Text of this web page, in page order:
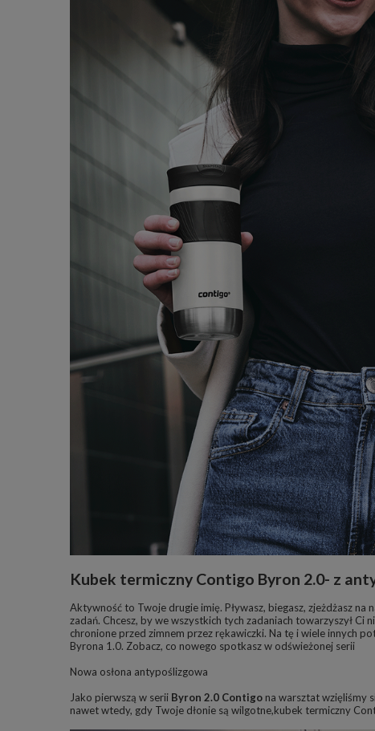
Kubek termiczny Contigo Byron 2.0- z
Aktywność to Twoje drugie imię. Pływasz, biegasz, zjeżdżasz
zadań. Chcesz, by we wszystkich tych zadaniach towarzyszył
chronione przed zimnem przez rękawiczki. Na tę i wiele innych
Byrona 1.0. Zobacz, co nowego spotkasz w odświeżonej serii
Nowa osłona antypoślizgowa
Jako pierwszą w serii Byron 2.0 Contigo na warsztat wzięliśmy
nawet wtedy, gdy Twoje dłonie są wilgotne,kubek termiczny